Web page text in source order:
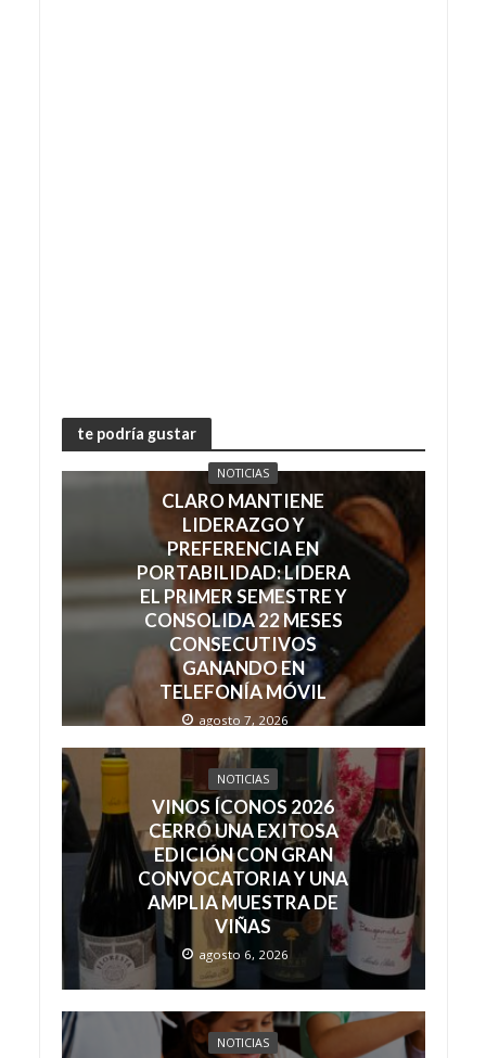
te podría gustar
NOTICIAS
CLARO MANTIENE
LIDERAZGO Y
PREFERENCIA EN
PORTABILIDAD: LIDERA
EL PRIMER SEMESTRE Y
CONSOLIDA 22 MESES
CONSECUTIVOS
GANANDO EN
TELEFONÍA MÓVIL
agosto 7, 2026
NOTICIAS
VINOS ÍCONOS 2026
CERRÓ UNA EXITOSA
EDICIÓN CON GRAN
CONVOCATORIA Y UNA
AMPLIA MUESTRA DE
VIÑAS
agosto 6, 2026
NOTICIAS